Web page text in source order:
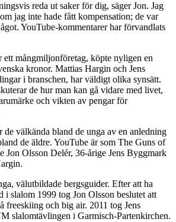
reda ut saker för dig, säger Jon. Jag
jag inte hade fått kompensation; de var
YouTube-kommentarer har förvandlats
ett mångmiljonföretag, köpte nyligen en
kronor. Mattias Hargin och Jens
i branschen, har väldigt olika synsätt.
de hur man kan gå vidare med livet,
och vikten av pengar för
välkända bland de unga av en anledning
de äldre. YouTube är som The Guns of
Jon Olsson Delér, 36-årige Jens Byggmark
välutbildade bergsguider. Efter att ha
i slalom 1999 tog Jon Olsson beslutet att
freeskiing och big air. 2011 tog Jens
slalomtävlingen i Garmisch-Partenkirchen.